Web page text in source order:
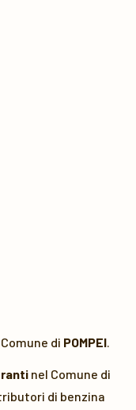
di POMPEI.
nel Comune di
di benzina